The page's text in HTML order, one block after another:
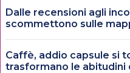
Dalle recensioni agli
scommettono sulle
Caffè, addio capsule si
trasformano le abitudini